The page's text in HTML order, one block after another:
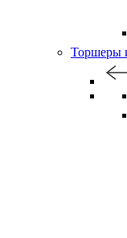
Торшеры